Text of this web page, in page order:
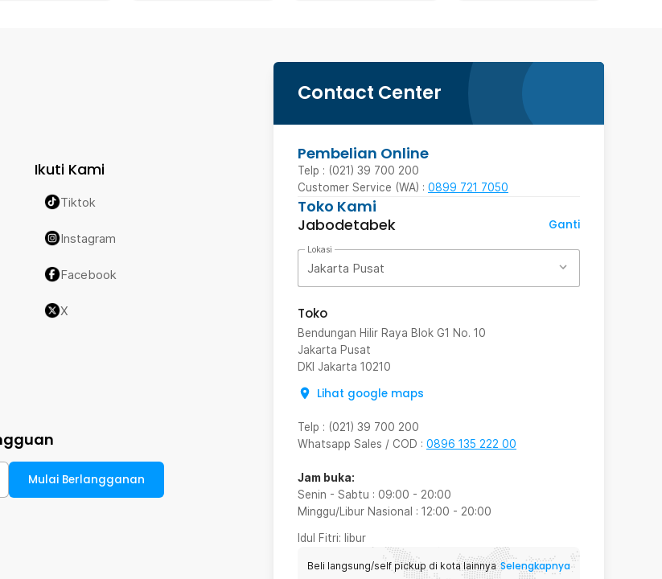
Contact Center
Pembelian Online
Telp : (021) 39 700 200
Customer Service (WA) : 0899 721 7050
Toko Kami
Jabodetabek
Ganti
Lokasi
Jakarta Pusat
Toko
Bendungan Hilir Raya Blok G1 No. 10
Jakarta Pusat
DKI Jakarta 10210
Lihat google maps
Telp : (021) 39 700 200
Whatsapp Sales / COD : 0896 135 222 00
Jam buka:
Senin - Sabtu : 09:00 - 20:00
Minggu/Libur Nasional : 12:00 - 20:00
Idul Fitri: libur
Beli langsung/self pickup di kota lainnya Selengkapnya
Ikuti Kami
Tiktok
Instagram
Facebook
X
Mulai Berlangganan